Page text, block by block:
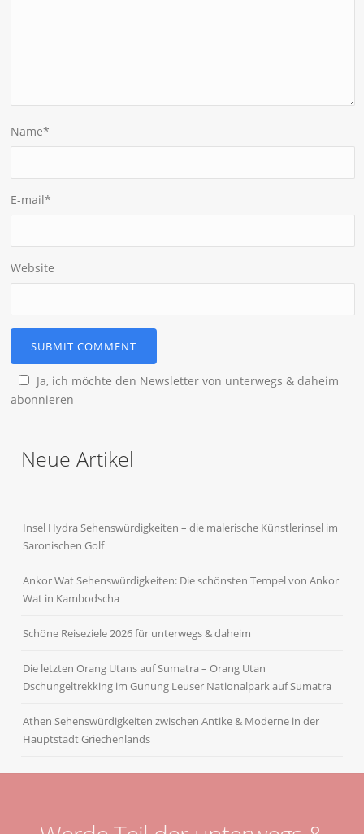
Name*
E-mail*
Website
Ja, ich möchte den Newsletter von unterwegs & daheim
abonnieren
Neue Artikel
Insel Hydra Sehenswürdigkeiten – die malerische Künstlerinsel im
Saronischen Golf
Ankor Wat Sehenswürdigkeiten: Die schönsten Tempel von Ankor
Wat in Kambodscha
Schöne Reiseziele 2026 für unterwegs & daheim
Die letzten Orang Utans auf Sumatra – Orang Utan
Dschungeltrekking im Gunung Leuser Nationalpark auf Sumatra
Athen Sehenswürdigkeiten zwischen Antike & Moderne in der
Hauptstadt Griechenlands